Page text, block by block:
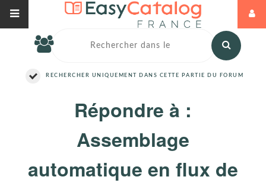
RECHERCHER UNIQUEMENT DANS CETTE PARTIE DU FORUM
Répondre à :
Assemblage
automatique en flux de